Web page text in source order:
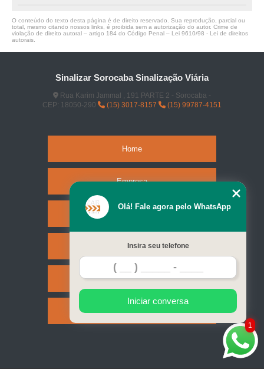
O conteúdo do texto desta página é de direito reservado. Sua reprodução, parcial ou
total, mesmo citando nossos links, é proibida sem a autorização do autor. Crime de
violação de direito autoral – artigo 184 do Código Penal – Lei 9610/98 - Lei de direitos
autorais
Sinalizar Sorocaba Sinalização Viária
Rua Karim Jammal , 191 PARTE 2 - Sorocaba -
CEP: 18050-290
(15) 3017-8157 (15) 99787-4151
Home
Empresa
Serviços
Contato
Mapa do site
1
Olá! Fale agora pelo WhatsApp
Insira seu telefone
Iniciar conversa